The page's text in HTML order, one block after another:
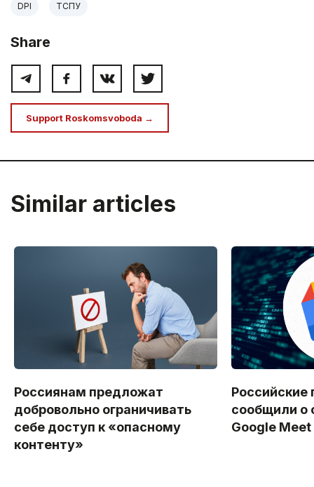
DPI ТСПУ
Share
Support Roskomsvoboda →
Similar articles
Россиянам предложат
добровольно ограничивать
себе доступ к «опасному
контенту»
Российские
сообщили о
Google Meet